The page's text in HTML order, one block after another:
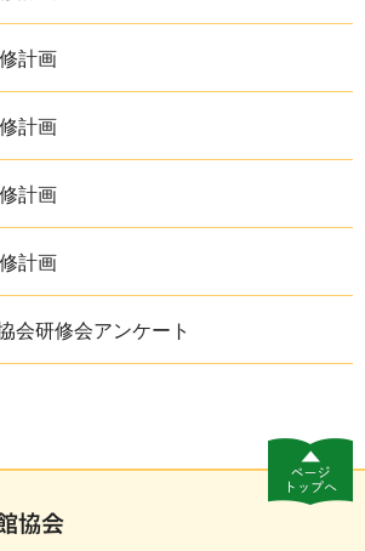
計画
計画
計画
計画
会研修会アンケート